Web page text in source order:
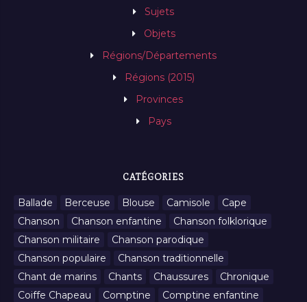
Sujets
Objets
Régions/Départements
Régions (2015)
Provinces
Pays
CATÉGORIES
Ballade Berceuse Blouse Camisole
Cape
Chanson
Chanson enfantine
Chanson folklorique
Chanson militaire
Chanson parodique
Chanson populaire
Chanson traditionnelle
Chant de marins
Chants Chaussures
Chronique
Coiffe Chapeau
Comptine Comptine enfantine